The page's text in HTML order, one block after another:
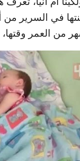
في السرير من
من العمر